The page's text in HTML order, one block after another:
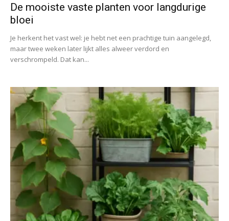
De mooiste vaste planten voor langdurige
bloei
Je herkent het vast wel: je hebt net een prachtige tuin aangelegd,
maar twee weken later lijkt alles alweer verdord en
verschrompeld. Dat kan...